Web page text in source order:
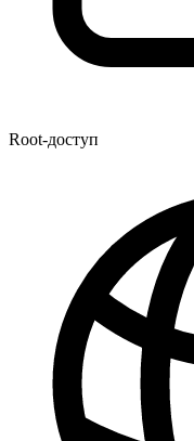
Root-доступ